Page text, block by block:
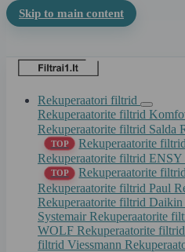
Skip to main content
Rekuperaatori filtrid
Rekuperaatorite filtrid
Rekuperaatorite filtrid Salda
TOP
Rekuperaatorite
Rekuperaatorite filtrid ENSY
TOP Rekuperaatorite
Rekuperaatorite filtrid Paul
Rekuperaatorite filtrid Daikin
Systemair Rekuperaatorite
WOLF Rekuperaatorite
filtrid Viessmann